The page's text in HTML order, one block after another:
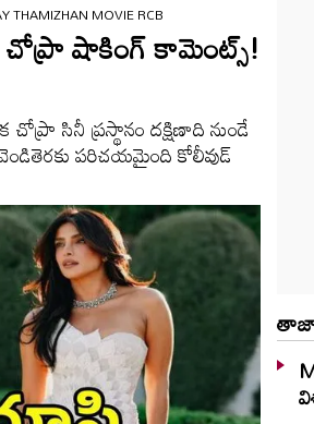
THAMIZHAN MOVIE RCB
షాకింగ్ కామెంట్స్!
సినీ ప్రస్థానం దక్షిణాది నుండే
పరిచయమైంది కోలీవుడ్
తాజా